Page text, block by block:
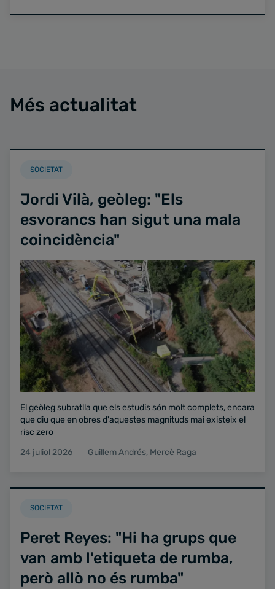
Més actualitat
SOCIETAT
Jordi Vilà, geòleg: "Els
esvorancs han sigut una mala
coincidència"
El geòleg subratlla que els estudis són molt complets, encara
que diu que en obres d'aquestes magnituds mai existeix el
risc zero
24 juliol 2026
Guillem Andrés, Mercè Raga
SOCIETAT
Peret Reyes: "Hi ha grups que
van amb l'etiqueta de rumba,
però allò no és rumba"